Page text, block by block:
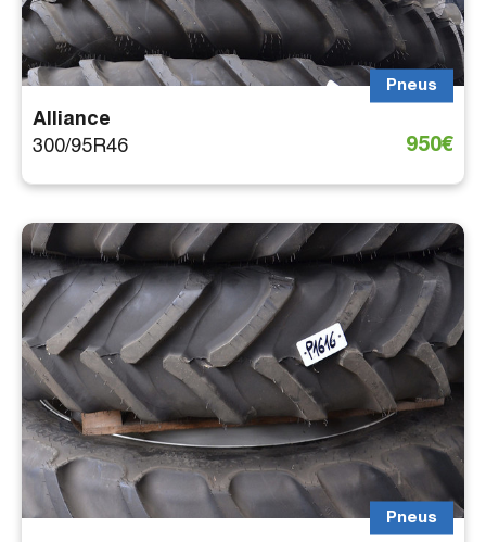
Alliance
300/95R46
Pneus
950€
Pneus